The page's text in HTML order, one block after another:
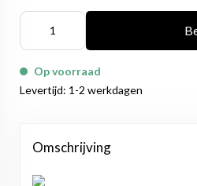
Op voorraad
Levertijd: 1-2 werkdagen
Omschrijving